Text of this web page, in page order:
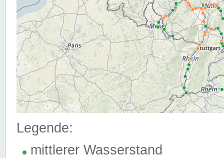
Legende:
mittlerer Wasserstand